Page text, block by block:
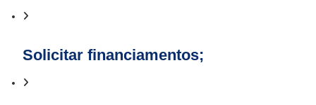
Solicitar financiamentos;